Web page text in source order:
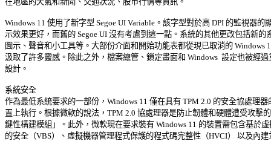
Windows 11 使用了新字型 Segoe UI Variable。該字型對於高 DPI 的監視器的
示效果更好，而舊的 Segoe UI 沒有考慮到這一點。系統的其他更改包括新的
圖示、聲音和小工具等。大部份介面和開始功能表都從現已取消的 Windows
汲取了許多靈感。除此之外，檔案總管、鎖定畫面和 Windows  設定也被經
設計。
系統安全
作為最低系統要求的一部份，Windows 11 僅在具有 TPM 2.0 的安全協處理
置上執行。根據微軟的說法，TPM 2.0 協處理器是防止韌體和硬體遭受攻擊
鍵性構建模組」。此外，微軟現在要求裝有 Windows 11 的裝置需包含基於
的安全（VBS）、虛擬機器管理程式保護的程式碼完整性（HVCI） 以及內